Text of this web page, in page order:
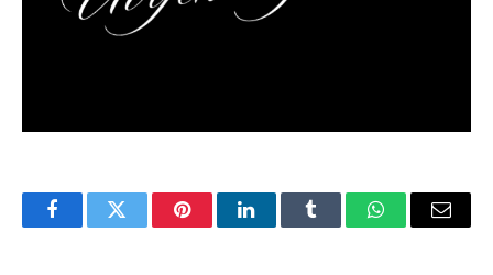
FacebookTwitter PinterestLinkedInTumblr WhatsAppEmail